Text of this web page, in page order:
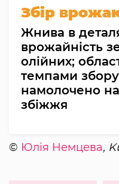
Збір
Жнива в
врожайність
олійних;
темпами
намолочено
збіжжя
© Юлія Немцева,